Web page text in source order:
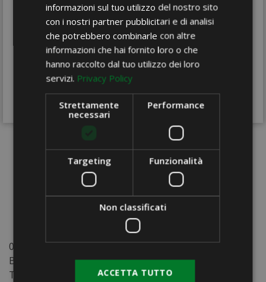
Condividi
DESCRIZIONE
DETTAGLI DEL PRODOTTO
0106-06
Bobina
TNT ETOFFE
informazioni sul tuo utilizzo del nostro sito
con i nostri partner pubblicitari e di analisi
che potrebbero combinarle con altre
informazioni che hai fornito loro o che
hanno raccolto dal tuo utilizzo dei loro
servizi. Privacy Policy
Strettamente
necessari
Performance
Targeting Funzionalità
Non classificati
ACCETTA TUTTO